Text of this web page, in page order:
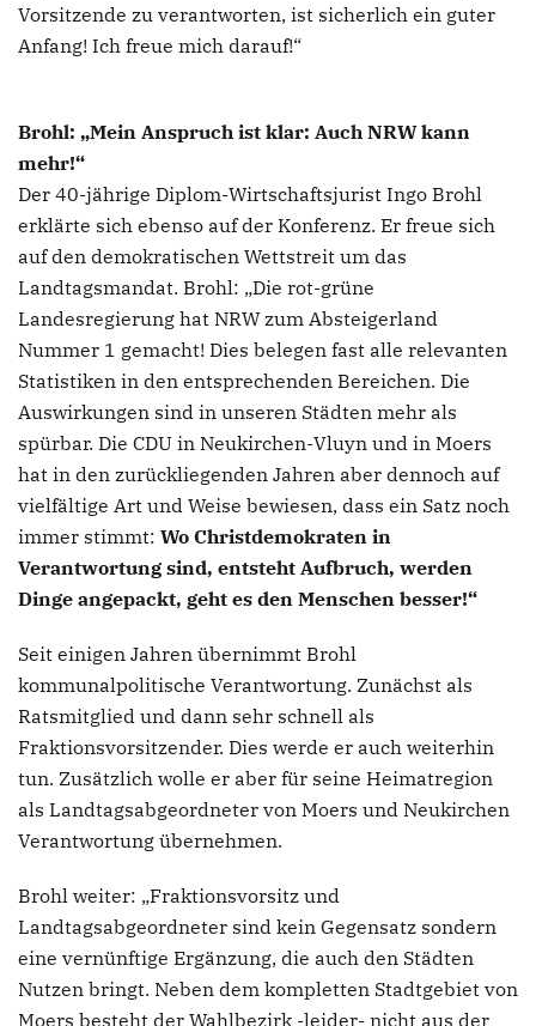
Vorsitzende zu verantworten, ist sicherlich ein guter
Anfang! Ich freue mich darauf!“
Brohl: „Mein Anspruch ist klar: Auch NRW kann
mehr!“
Der 40-jährige Diplom-Wirtschaftsjurist Ingo Brohl
erklärte sich ebenso auf der Konferenz. Er freue sich
auf den demokratischen Wettstreit um das
Landtagsmandat. Brohl: „Die rot-grüne
Landesregierung hat NRW zum Absteigerland
Nummer 1 gemacht! Dies belegen fast alle relevanten
Statistiken in den entsprechenden Bereichen. Die
Auswirkungen sind in unseren Städten mehr als
spürbar. Die CDU in Neukirchen-Vluyn und in Moers
hat in den zurückliegenden Jahren aber dennoch auf
vielfältige Art und Weise bewiesen, dass ein Satz noch
immer stimmt: Wo Christdemokraten in
Verantwortung sind, entsteht Aufbruch, werden
Dinge angepackt, geht es den Menschen besser!“
Seit einigen Jahren übernimmt Brohl
kommunalpolitische Verantwortung. Zunächst als
Ratsmitglied und dann sehr schnell als
Fraktionsvorsitzender. Dies werde er auch weiterhin
tun. Zusätzlich wolle er aber für seine Heimatregion
als Landtagsabgeordneter von Moers und Neukirchen
Verantwortung übernehmen.
Brohl weiter: „Fraktionsvorsitz und
Landtagsabgeordneter sind kein Gegensatz sondern
eine vernünftige Ergänzung, die auch den Städten
Nutzen bringt. Neben dem kompletten Stadtgebiet von
Moers besteht der Wahlbezirk -leider- nicht aus der